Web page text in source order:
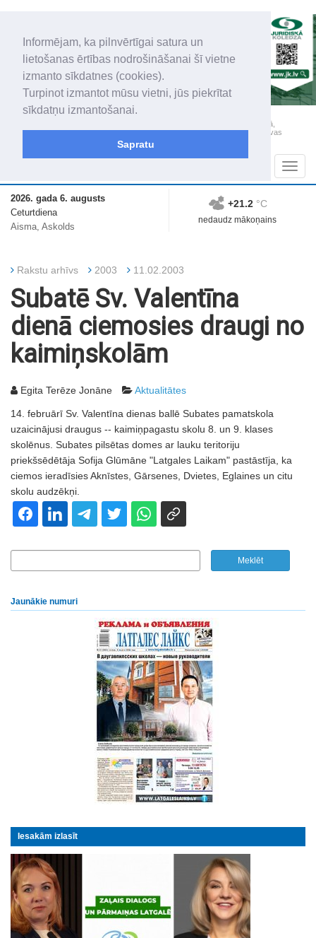
Informējam, ka pilnvērtīgai satura un
lietošanas ērtības nodrošināšanai šī vietne
izmanto sīkdatnes (cookies).
Turpinot izmantot mūsu vietni, jūs piekrītat
sīkdatņu izmantošanai.
Sapratu
„Latgales Laiks” iznāk latviešu un krievu valodās visā Dienvidlatgalē un Sēlijā,
„Latgales Laiks” latviešu valodā aptver Daugavpils valstspilsētu, Augšdaugavas
novadu un apkārtējos novadus un pilsētas.
2026. gada 6. augusts
Ceturtdiena
Aisma, Askolds
+21.2 °C
nedaudz mākoņains
Rakstu arhīvs 2003 11.02.2003
Subatē Sv. Valentīna
dienā ciemosies draugi no
kaimiņskolām
Egita Terēze Jonāne Aktualitātes
14. februārī Sv. Valentīna dienas ballē Subates pamatskola
uzaicinājusi draugus -- kaimiņpagastu skolu 8. un 9. klases
skolēnus. Subates pilsētas domes ar lauku teritoriju
priekšsēdētāja Sofija Glūmāne "Latgales Laikam" pastāstīja, ka
ciemos ieradīsies Aknīstes, Gārsenes, Dvietes, Eglaines un citu
skolu audzēkņi.
Jaunākie numuri
Iesakām izlasīt